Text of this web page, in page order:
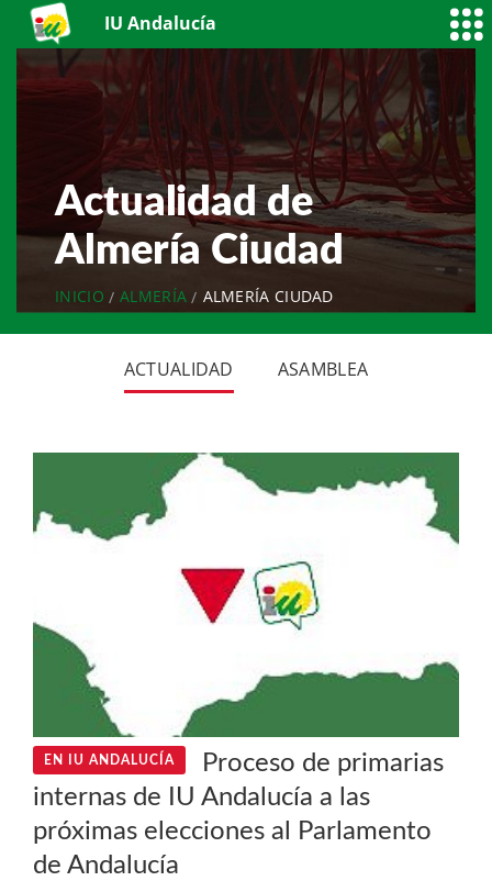
IU Andalucía
Actualidad de
Almería Ciudad
INICIO ALMERÍA ALMERÍA CIUDAD
ACTUALIDAD ASAMBLEA
EN IU ANDALUCÍA
Proceso de primarias
internas de IU Andalucía a las
próximas elecciones al Parlamento
de Andalucía